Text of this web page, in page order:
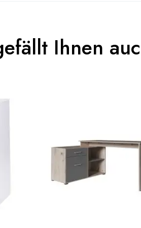
Erwachsener
60x198x167
Ihnen